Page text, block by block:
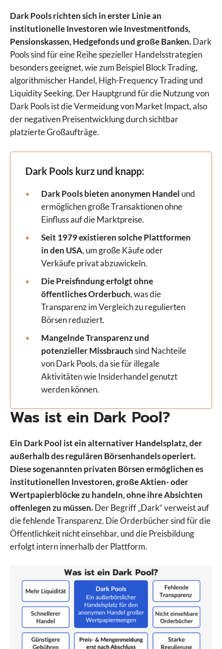
Dark Pools richten sich in erster Linie an
institutionelle Investoren wie Investmentfonds,
Pensionskassen, Hedgefonds und große Banken.Dark
Pools sind für eine Reihe spezieller Handelsstrategien
besonders geeignet, wie zum Beispiel Block Trading,
algorithmischer Handel, High-Frequency Trading und
Liquidity Seeking. Der Hauptgrund für die Nutzung von
Dark Pools ist die Vermeidung von Market Impact, also
der negativen Preisentwicklung durch sichtbar
platzierte Großaufträge.
Dark Pools kurz und knapp:
Dark Pools bieten anonymen Handel und
ermöglichen große Transaktionen ohne
Einfluss auf die Marktpreise.
Seit 1979 existieren solche Plattformen
in den USA, um große Käufe oder
Verkäufe privat abzuwickeln.
Die Preisfindung erfolgt ohne
öffentliches Orderbuch, was die
Transparenz im Vergleich zu regulierten
Börsen reduziert.
Mangelnde Transparenz und
potenzieller Missbrauchsind Nachteile
von Dark Pools, da sie für illegale
Aktivitäten wie Insiderhandel genutzt
werden können.
Was ist ein Dark Pool?
Ein Dark Pool ist ein alternativer Handelsplatz, der
außerhalb des regulären Börsenhandels operiert.
Diese sogenannten privaten Börsen ermöglichen es
institutionellen Investoren, große Aktien- oder
Wertpapierblöcke zu handeln, ohne ihre Absichten
offenlegen zu müssen.Der Begriff „Dark“ verweist auf
die fehlende Transparenz. Die Orderbücher sind für die
Öffentlichkeit nicht einsehbar, und die Preisbildung
erfolgt intern innerhalb der Plattform.